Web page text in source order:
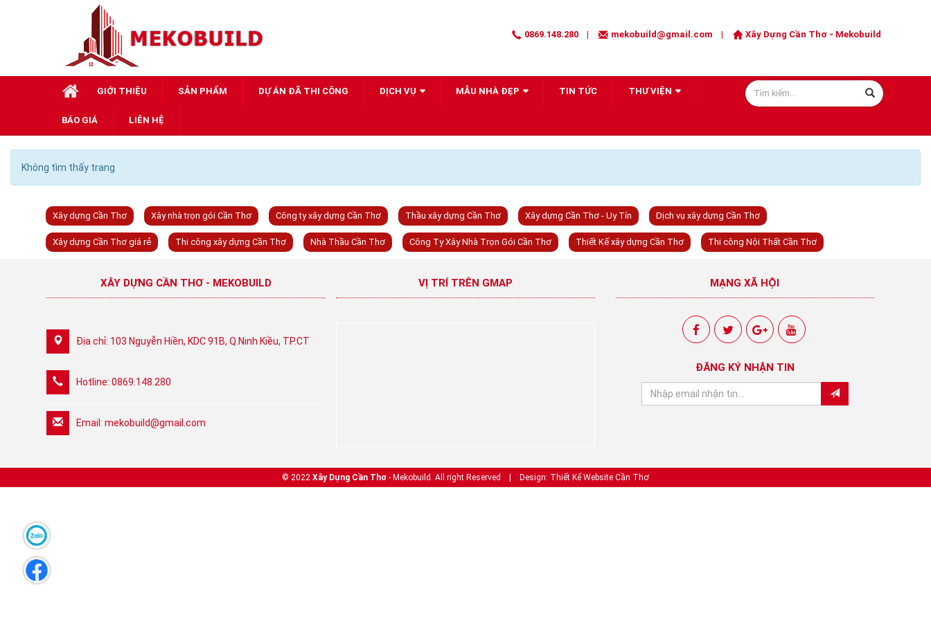
0869.148.280| mekobuild@gmail.com | Xây Dựng Cần Thơ- Mekobuild
GIỚI THIỆU SẢN PHẨM DỰ ÁN ĐÃ THI CÔNG DỊCH VỤ MẪU NHÀ ĐẸP TIN TỨC THƯ VIỆN
BÁO GIÁ LIÊN HỆ
Không tìm thấy trang
Xây dựng Cần Thơ Xây nhà trọn gói Cần Thơ Công ty xây dựng Cần Thơ Thầu xây dựng Cần Thơ Xây dựng Cần Thơ - Uy Tín Dịch vụ xây dựng Cần Thơ
Xây dựng Cần Thơ giá rẻ Thi công xây dựng Cần Thơ Nhà Thầu Cần Thơ Công Ty Xây Nhà Trọn Gói Cần Thơ Thiết Kế xây dựng Cần Thơ Thi công Nội Thất Cần Thơ
XÂY DỰNG CẦN THƠ - MEKOBUILD
Địa chỉ: 103 Nguyễn Hiền, KDC 91B, Q.Ninh Kiều, TP.CT
Hotline: 0869.148.280
Email:mekobuild@gmail.com
VỊ TRÍ TRÊN GMAP MẠNG XÃ HỘI
ĐĂNG KÝ NHẬN TIN
© 2022 Xây Dựng Cần Thơ - Mekobuild. All right Reserved | Design: Thiết Kế Website Cần Thơ